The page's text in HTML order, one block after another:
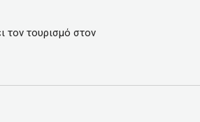
τον τουρισμό στον